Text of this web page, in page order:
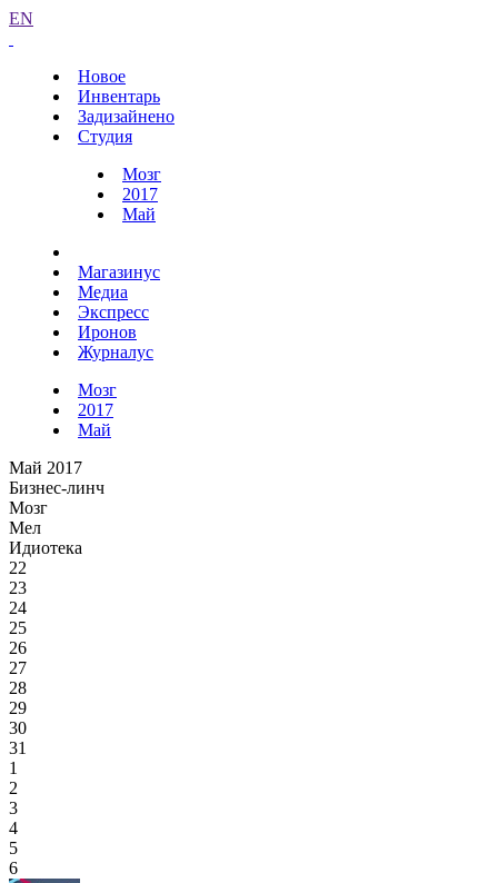
EN
Новое
Инвентарь
Задизайнено
Студия
Мозг
2017
Май
Магазинус
Медиа
Экспресс
Иронов
Журналус
Мозг
2017
Май
Май 2017
Бизнес-линч
Мозг
Мел
Идиотека
22
23
24
25
26
27
28
29
30
31
1
2
3
4
5
6